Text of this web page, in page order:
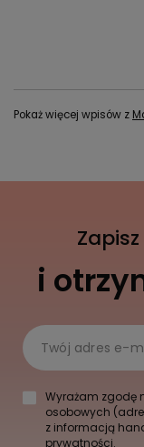
Pokaż więcej wpisów z
i
Twój adres e-
Wyrażam zgodę
osobowych
z informacją
prywatności.